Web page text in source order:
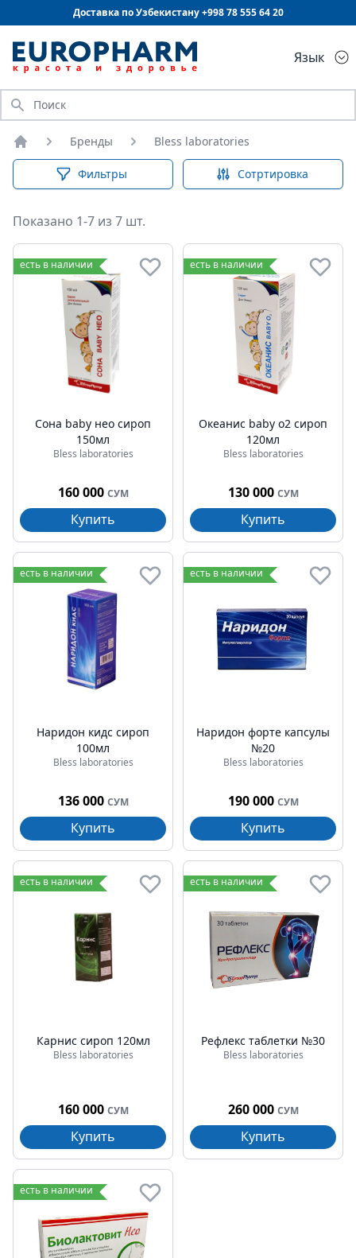
Доставка по Узбекистану +99878 555 64 20
Язык
Искать
Главная
Бренды Bless laboratories
Фильтры Сотртировка
Показано 1-7 из 7 шт.
есть в наличии
Сона baby нео сироп
150мл
Bless laboratories
160 000 СУМ
Купить
есть в наличии
Океанис baby о2 сироп
120мл
Bless laboratories
130 000 СУМ
Купить
есть в наличии
Наридон кидс сироп
100мл
Bless laboratories
136 000 СУМ
Купить
есть в наличии
Наридон форте капсулы
№20
Bless laboratories
190 000 СУМ
Купить
есть в наличии
Карнис сироп 120мл
Bless laboratories
160 000 СУМ
Купить
есть в наличии
Рефлекс таблетки №30
Bless laboratories
260 000 СУМ
Купить
есть в наличии